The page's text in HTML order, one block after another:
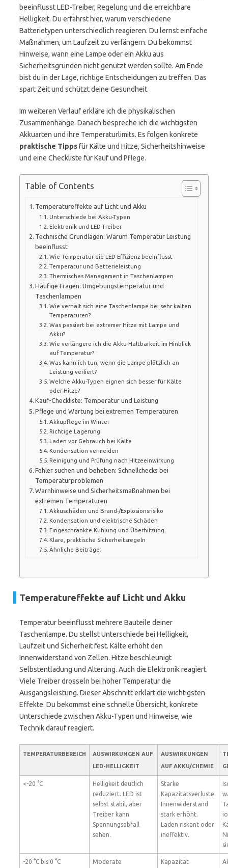
beeinflusst LED-Treiber, Regelung und die erreichbare
Helligkeit. Du erfährst hier, warum verschiedene
Batterietypen unterschiedlich reagieren. Du lernst einfache
Maßnahmen, um Laufzeit zu verlängern. Du bekommst
Hinweise, wann eine Lampe oder ein Akku aus
Sicherheitsgründen nicht genutzt werden sollte. Am Ende
bist du in der Lage, richtige Entscheidungen zu treffen. Das
spart Zeit und schützt deine Gesundheit.
Im weiteren Verlauf erkläre ich die physikalischen
Zusammenhänge. Danach bespreche ich die wichtigsten
Akkuarten und ihre Temperaturlimits. Es folgen konkrete
praktische Tippsfür Kälte und Hitze, Sicherheitshinweise
und eine Checkliste für Kauf und Pflege.
Table of Contents
Temperatureffekte auf Licht und Akku
Unterschiede bei Akku-Typen
Elektronik und LED-Treiber
Technische Grundlagen: Warum Temperatur Leistung
beeinflusst
Wie Temperatur die LED-Effizienz beeinflusst
Temperatur und Batterieleistung
Thermisches Management in Taschenlampen
Häufige Fragen: Umgebungstemperatur und
Taschenlampen
Wie verhält sich eine Taschenlampe bei sehr kalten
Temperaturen?
Was passiert bei extremer Hitze mit Lampe und
Akku?
Wie verlängere ich die Akku-Haltbarkeit im Hinblick
auf Temperatur?
Was kann ich tun, wenn die Lampe plötzlich an
Leistung verliert?
Welche Akku-Typen eignen sich besser für Kälte
oder Hitze?
Kauf-Checkliste: Temperatur und Leistung
Pflege und Wartung bei extremen Temperaturen
Akkupflege im Winter
Richtige Lagerung
Laden vor Gebrauch bei Kälte
Kondensation vermeiden
Reinigung und Prüfung nach Hitzeeinwirkung
Fehler suchen und beheben: Schnellchecks bei
Temperaturproblemen
Warnhinweise und Sicherheitsmaßnahmen bei
extremen Temperaturen
Akkuschäden und Brand-/Explosionsrisiko
Kondensation und elektrische Schäden
Eingeschränkte Kühlung und Überhitzung
Klare, praktische Sicherheitsregeln
Ähnliche Beiträge:
Temperatureffekte auf Licht und Akku
Temperatur beeinflusst mehrere Bauteile deiner
Taschenlampe. Du stellst Unterschiede bei Helligkeit,
Laufzeit und Sicherheit fest. Kälte erhöht den
Innenwiderstand von Zellen. Hitze beschleunigt
Selbstentladung und Alterung. Auch die Elektronik reagiert.
Viele Treiber drosseln bei hoher Temperatur die
Ausgangsleistung. Dieser Abschnitt erklärt die wichtigsten
Effekte. Du bekommst eine schnelle Übersicht, konkrete
Unterschiede zwischen Akku-Typen und Hinweise, wie
Technik darauf reagiert.
TEMPERATURBEREICH
AUSWIRKUNGEN AUF
LED-HELLIGKEIT
AUSWIRKUNGEN
AUF AKKU/CHEMIE
<-20 °C
Helligkeit deutlich
reduziert. LED ist
selbst stabil, aber
Treiber kann
Spannungsabfall
sehen.
Starke
Kapazitätsverluste.
Innenwiderstand
stark erhöht.
Laden riskant oder
ineffektiv.
-20 °C bis 0 °C
Moderate
Kapazität